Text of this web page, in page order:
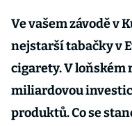
Ve vašem závodě v
nejstarší tabačky v
cigarety. V loňském
miliardovou
produktů. Co se